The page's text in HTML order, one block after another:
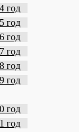
год
год
год
год
год
год
год
год